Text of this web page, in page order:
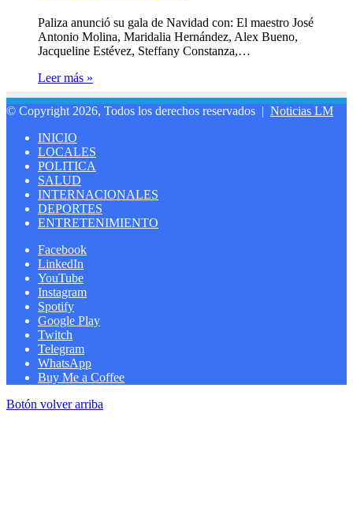
Paliza anunció su gala de Navidad con: El maestro José
Antonio Molina, Maridalia Hernández, Alex Bueno,
Jacqueline Estévez, Steffany Constanza,…
Leer más »
© Copyright 2026, Todos los derechos reservados | Noticias LM
INICIO
LOCALES
POLITICA
SALUD
INTERNACIONALES
DEPORTES
ENTRETENIMIENTO
Facebook
LinkedIn
YouTube
Instagram
Spotify
Google Play
Twitch
Telegram
WhatsApp
Buy Me a Coffee
Botón volver arriba